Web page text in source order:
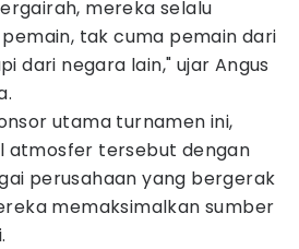
mereka selalu
tak cuma pemain dari
dari negara lain," ujar Angus
utama turnamen ini,
atmosfer tersebut dengan
perusahaan yang bergerak
memaksimalkan sumber